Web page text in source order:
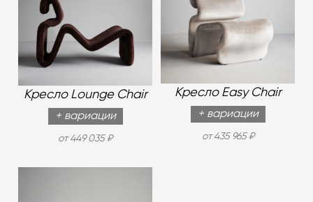
Кресло Lounge Chair
+ вариации
от 449 035 ₽
Кресло Easy Chair
+ вариации
от 435 965 ₽